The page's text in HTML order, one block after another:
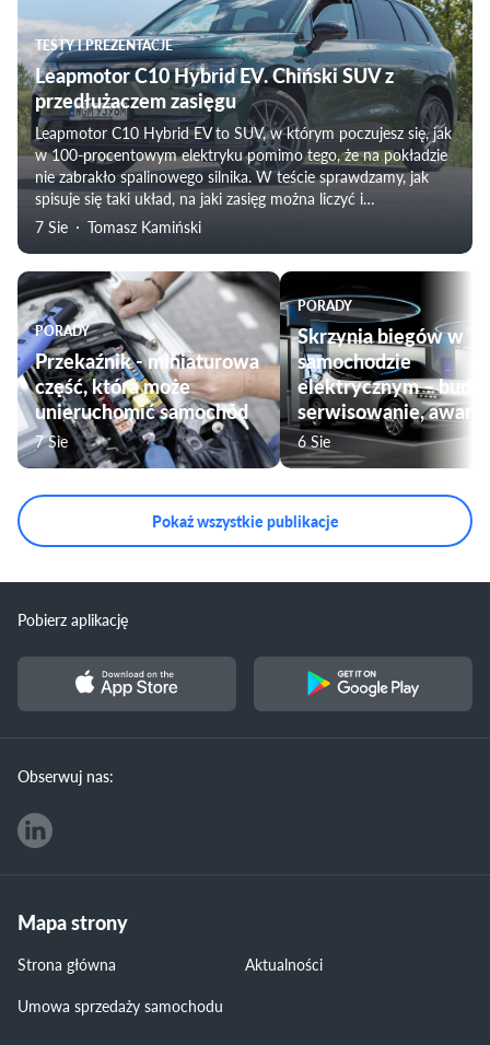
TESTY I PREZENTACJE
Leapmotor C10 Hybrid EV. Chiński SUV z
przedłużaczem zasięgu
Leapmotor C10 Hybrid EV to SUV, w którym poczujesz się, jak
w 100-procentowym elektryku pomimo tego, że na pokładzie
nie zabrakło spalinowego silnika. W teście sprawdzamy, jak
spisuje się taki układ, na jaki zasięg można liczyć i
weryfikujemy subiektywne odczucia towarzyszące
rodziny.
7 Sie Tomasz Kamiński
PORADY
Przekaźnik - miniaturowa
część, która może
unieruchomić samochód
7 Sie
PORADY
Skrzynia biegów w
samochodzie
elektrycznym –
serwisowanie, awarie
6 Sie
Pokaż wszystkie publikacje
Pobierz aplikację
Obserwuj nas:
Mapa strony
Strona główna
Aktualności
Umowa sprzedaży samochodu